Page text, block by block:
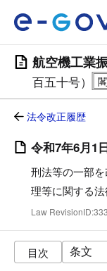
航空機工業
百五十号）
法令改正履歴
令和7年6月1
刑法等の一部
理等に関する
Law
目次